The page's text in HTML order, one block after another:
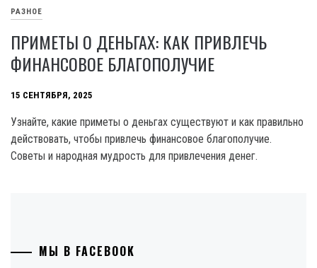
РАЗНОЕ
ПРИМЕТЫ О ДЕНЬГАХ: КАК ПРИВЛЕЧЬ
ФИНАНСОВОЕ БЛАГОПОЛУЧИЕ
15 СЕНТЯБРЯ, 2025
Узнайте, какие приметы о деньгах существуют и как правильно
действовать, чтобы привлечь финансовое благополучие.
Советы и народная мудрость для привлечения денег.
МЫ В FACEBOOK